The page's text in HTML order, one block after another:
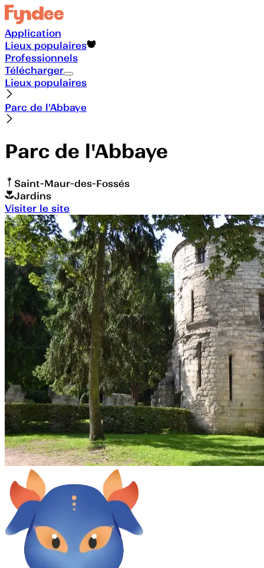
Application
Lieux populaires
Professionnels
Télécharger
Lieux populaires
Parc de l'Abbaye
Parc de l'Abbaye
Saint-Maur-des-Fossés
Jardins
Visiter le site